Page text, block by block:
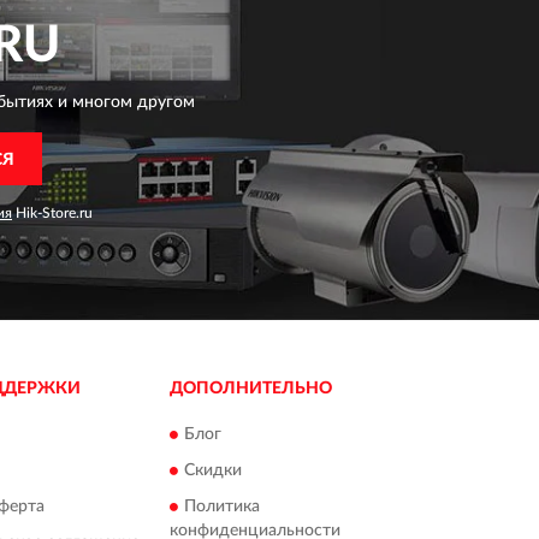
и многом другом
Hik-Store.ru
ДОПОЛНИТЕЛЬНО
Блог
Скидки
Политика
конфиденциальности